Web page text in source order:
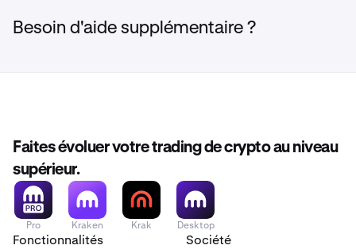
Besoin d'aide supplémentaire ?
Faites évoluer votre trading de crypto au niveau
supérieur.
Pro Kraken Krak Desktop
Fonctionnalités Société